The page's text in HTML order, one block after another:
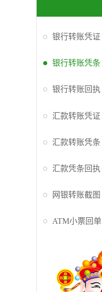
银行转账凭证
银行转账凭条
银行转账回执
汇款转账凭证
汇款转账凭条
汇款凭条回执
网银转账截图
ATM小票回单